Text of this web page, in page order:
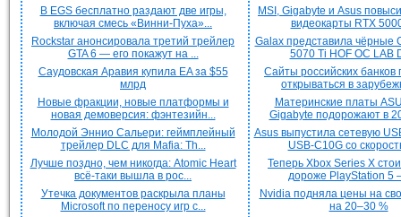
В EGS бесплатно раздают две игры,
включая смесь «Винни-Пуха»...
Rockstar анонсировала третий трейлер
GTA 6 — его покажут на ...
Саудовская Аравия купила EA за $55
млрд
Новые фракции, новые платформы и
новая демоверсия: фэнтезийн...
Молодой Эннио Сальери: геймплейный
трейлер DLC для Mafia: Th...
Лучше поздно, чем никогда: Atomic Heart
всё-таки вышла в рос...
Утечка документов раскрыла планы
Microsoft по переносу игр с...
MSI, Gigabyte и Asus
видеокарты RTX
Galax представила чёрные
5070 Ti HOF OC LAB
Сайты российских банков
открываться в
Материнские платы
Gigabyte подорожают в
Asus выпустила сетевую
USB-C10G со
Теперь Xbox Series X
дороже PlayStation 5
Nvidia подняла цены на
на 20–30 %